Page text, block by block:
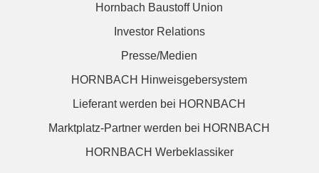
Hornbach Baustoff Union
Investor Relations
Presse/Medien
HORNBACH Hinweisgebersystem
Lieferant werden bei HORNBACH
Marktplatz-Partner werden bei HORNBACH
HORNBACH Werbeklassiker